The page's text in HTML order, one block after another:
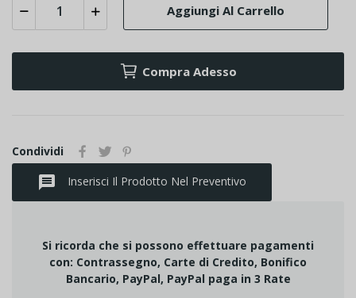
Aggiungi Al Carrello
Compra Adesso
Condividi
message Inserisci Il Prodotto Nel Preventivo
Si ricorda che si possono effettuare pagamenti
con: Contrassegno, Carte di Credito, Bonifico
Bancario, PayPal, PayPal paga in 3 Rate